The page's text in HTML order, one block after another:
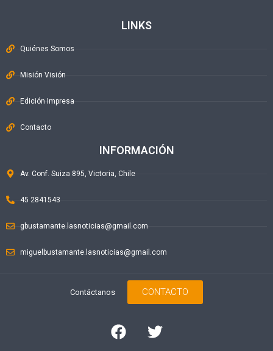
LINKS
Quiénes Somos
Misión Visión
Edición Impresa
Contacto
INFORMACIÓN
Av. Conf. Suiza 895, Victoria, Chile
45 2841543
gbustamante.lasnoticias@gmail.com
miguelbustamante.lasnoticias@gmail.com
Contáctanos CONTACTO